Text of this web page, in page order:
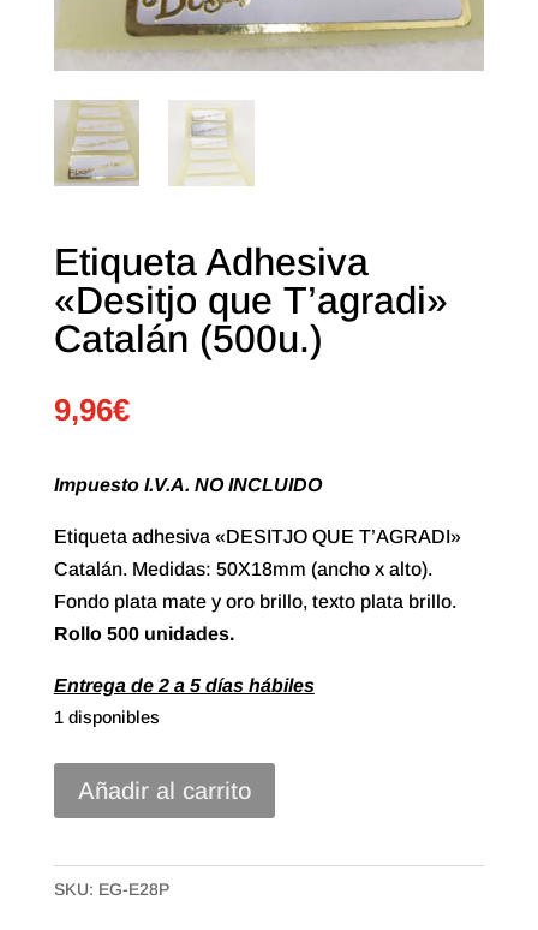
Etiqueta Adhesiva
«Desitjo que T’agradi»
Catalán (500u.)
9,96€
Impuesto I.V.A. NO INCLUIDO
Etiqueta adhesiva «DESITJO QUE T’AGRADI»
Catalán. Medidas: 50X18mm (ancho x alto).
Fondo plata mate y oro brillo, texto plata brillo.
Rollo 500 unidades.
Entrega de 2 a 5 días hábiles
1 disponibles
Etiqueta
Añadir al carrito
SKU: EG-E28P